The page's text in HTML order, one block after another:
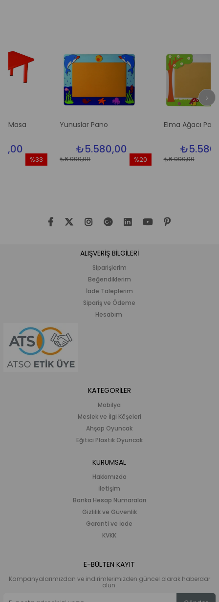
Yunuslar Pano
₺5.580,00
₺6.990,00
Elma Ağacı Pano
₺5.580,00
₺6.990,00
ALIŞVERİŞ BİLGİLERİ
Siparişlerim
Beğendiklerim
İade Taleplerim
Sipariş ve Ödeme
Hesabım
KATEGORİLER
Mobilya
Meslek ve İlgi Köşeleri
Ahşap Oyuncak
Eğitici Plastik Oyuncak
KURUMSAL
Hakkımızda
İletişim
Banka Hesap Numaraları
Gizlilik ve Güvenlik
Garanti ve İade
KVKK
E-BÜLTEN KAYIT
Kampanyalarımızdan ve indirimlerimizden güncel olarak haberdar
olun.